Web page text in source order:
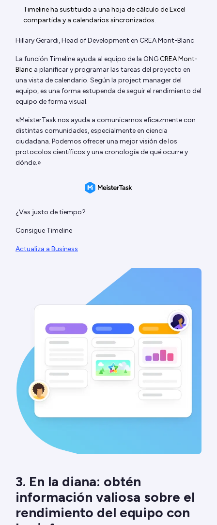
Timeline ha sustituido a una hoja de cálculo de Excel
compartida y a calendarios sincronizados.
Hillary Gerardi, Head of Development en CREA Mont-Blanc
La función Timeline ayuda al equipo de la ONGCREA Mont-
Blanc a planificar y programar las tareas del proyecto en
una vista de calendario. Según la project manager del
equipo, es una forma estupenda de seguir el rendimiento del
equipo de forma visual.
«MeisterTask nos ayuda a comunicarnos eficazmente con
distintas comunidades, especialmente en ciencia
ciudadana. Podemos ofrecer una mejor visión de los
protocolos científicos y una cronología de qué ocurre y
dónde.»
¿Vas justo de tiempo?
Consigue Timeline
Actualiza a Business
3. En la diana: obtén
información valiosa sobre el
rendimiento del equipo con